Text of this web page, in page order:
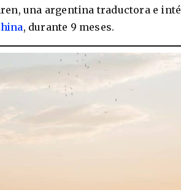
una argentina traductora e
, durante 9 meses.